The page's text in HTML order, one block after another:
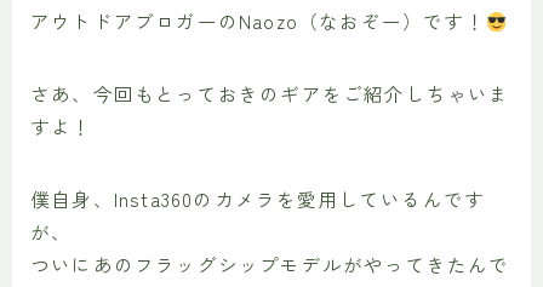
アウトドアブロガーのNaozo（なおぞー）です！
さあ、今回もとっておきのギアをご紹介しちゃいま
すよ！
僕自身、Insta360のカメラを愛用しているんです
が、
ついにあのフラッグシップモデルがやってきたんで